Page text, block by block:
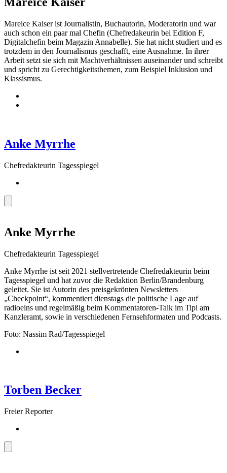
Mareice Kaiser ist Journalistin, Buchautorin, Moderatorin und war
auch schon ein paar mal Chefin (Chefredakeurin bei Edition F,
Digitalchefin beim Magazin Annabelle). Sie hat nicht studiert und es
trotzdem in den Journalismus geschafft, eine Ausnahme. In ihrer
Arbeit setzt sie sich mit Machtverhältnissen auseinander und schreibt
und spricht zu Gerechtigkeitsthemen, zum Beispiel Inklusion und
Klassismus.
Anke Myrrhe
Chefredakteurin Tagesspiegel
Anke Myrrhe
Chefredakteurin Tagesspiegel
Anke Myrrhe ist seit 2021 stellvertretende Chefredakteurin beim
Tagesspiegel und hat zuvor die Redaktion Berlin/Brandenburg
geleitet. Sie ist Autorin des preisgekrönten Newsletters
„Checkpoint“, kommentiert dienstags die politische Lage auf
radioeins und regelmäßig beim Kommentatoren-Talk im Tipi am
Kanzleramt, sowie in verschiedenen Fernsehformaten und Podcasts.
Foto: Nassim Rad/Tagesspiegel
Torben Becker
Freier Reporter